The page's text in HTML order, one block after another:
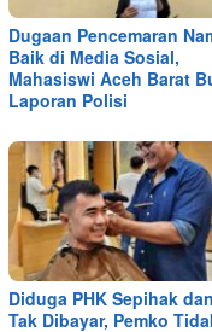
Dugaan Pencemaran
Baik di Media Sosial,
Mahasiswi Aceh Barat
Laporan Polisi
Diduga PHK Sepihak
Tak Dibayar, Pemko